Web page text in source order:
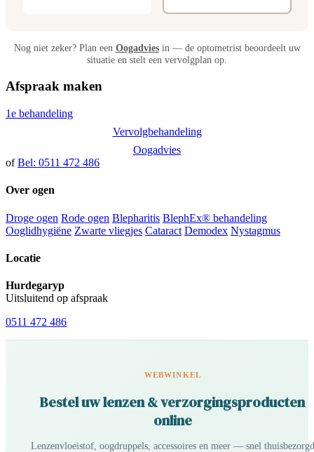
Nog niet zeker? Plan een Oogadviesin — de optometrist beoordeelt uw
situatie en stelt een vervolgplan op.
Afspraak maken
1e behandeling
Vervolgbehandeling
Oogadvies
of Bel: 0511 472 486
Over ogen
Droge ogen Rode ogen Blepharitis BlephEx® behandeling
Ooglidhygiëne Zwarte vliegjes Cataract Demodex Nystagmus
Locatie
Hurdegaryp
Uitsluitend op afspraak
0511 472 486
WEBWINKEL
Bestel uw lenzen & verzorgingsproducten
online
Lenzenvloeistof, oogdruppels, accessoires en meer — snel thuisbezorgd